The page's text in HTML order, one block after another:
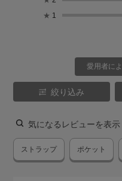
★ 1
愛用者に
絞り込み
気になるレビューを表示
ストラップ ポケット